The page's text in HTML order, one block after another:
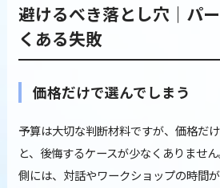
避けるべき落とし穴｜パ
くある失敗
価格だけで選んでしまう
予算は大切な判断材料ですが、価格だ
と、後悔するケースが少なくありませ
側には、対話やワークショップの時間